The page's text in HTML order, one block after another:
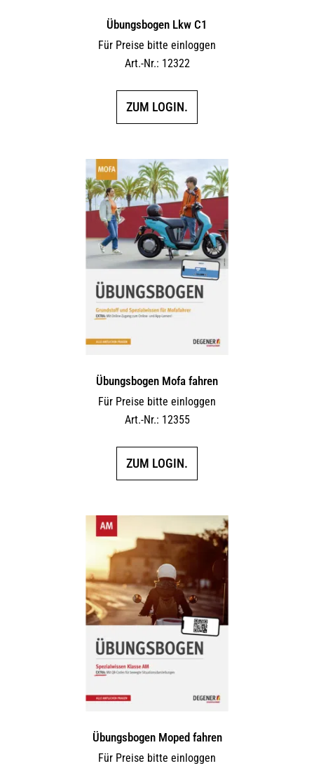
Übungsbogen Lkw C1
Für Preise bitte einloggen
Art.-Nr.: 12322
ZUM LOGIN.
Übungsbogen Mofa fahren
Für Preise bitte einloggen
Art.-Nr.: 12355
ZUM LOGIN.
Übungsbogen Moped fahren
Für Preise bitte einloggen